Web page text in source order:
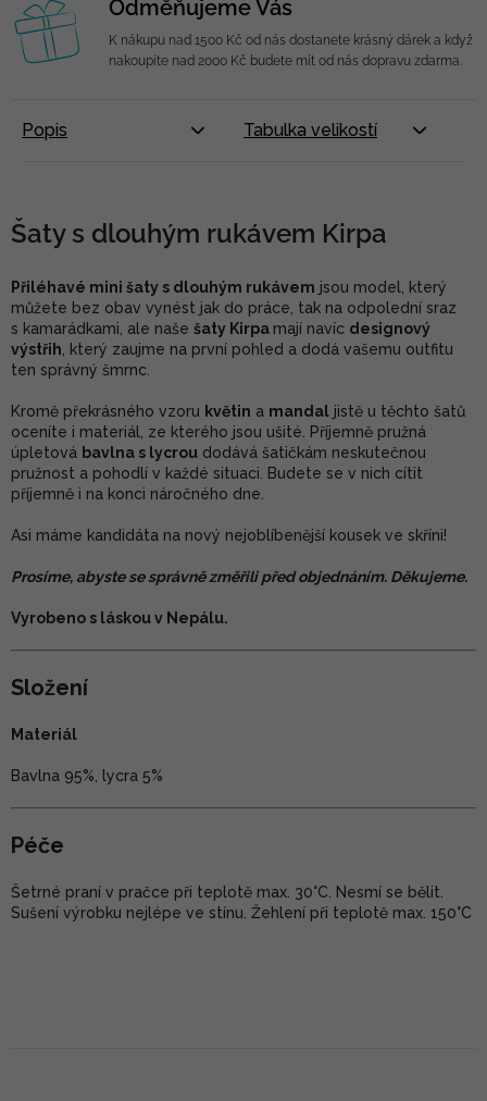
Odměňujeme Vás
K nákupu nad 1500 Kč od nás dostanete krásný dárek a když
nakoupíte nad 2000 Kč budete mít od nás dopravu zdarma.
Popis Tabulka velikostí
Šaty s dlouhým rukávem Kirpa
Přiléhavé mini šaty s dlouhým rukávem jsou model, který
můžete bez obav vynést jak do práce, tak na odpolední sraz
s kamarádkami, ale naše šaty Kirpa mají navíc designový
výstřih , který zaujme na první pohled a dodá vašemu outfitu
ten správný šmrnc.
Kromě překrásného vzoru květin a mandal jistě u těchto šatů
oceníte i materiál, ze kterého jsou ušité. Příjemně pružná
úpletová bavlna s lycrou dodává šatičkám neskutečnou
pružnost a pohodlí v každé situaci. Budete se v nich cítit
příjemně i na konci náročného dne.
Asi máme kandidáta na nový nejoblíbenější kousek ve skříni!
Prosíme, abyste se správně změřili před objednáním. Děkujeme.
Vyrobeno s láskou v Nepálu.
Složení
Materiál
Bavlna 95%, lycra 5%
Péče
Šetrné praní v pračce při teplotě max. 30°C. Nesmí se bělit.
Sušení výrobku nejlépe ve stínu. Žehlení při teplotě max. 150°C